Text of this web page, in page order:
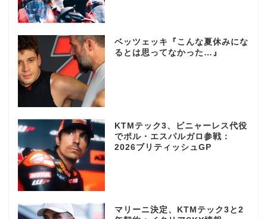
ベッツェッキ『こんな夏休みにな
るとは思ってなかった…』
KTMテック3、ビニャーレス代役
でポル・エスパルガロ参戦：
2026ブリティッシュGP
マリーニ決定、KTMテック3と2